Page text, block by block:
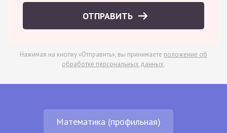
ОТПРАВИТЬ
Нажимая на кнопку «Отправить», вы принимаете положение об
обработке персональных данных.
Математика (профильная)